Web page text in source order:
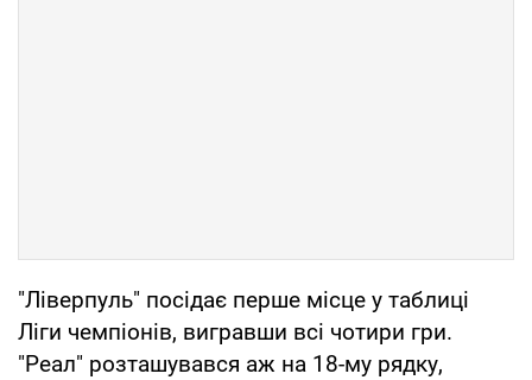
"Ліверпуль" посідає перше місце у таблиці
Ліги чемпіонів, вигравши всі чотири гри.
"Реал" розташувався аж на 18-му рядку,